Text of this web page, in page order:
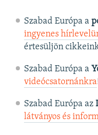
Szabad Európa a
ingyenes
értesüljön
Szabad Európa a
videócsatornánkra
Szabad Európa az
látványos és